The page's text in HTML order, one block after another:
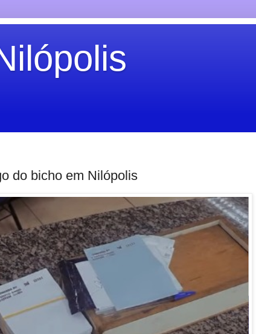
do bicho em Nilópolis